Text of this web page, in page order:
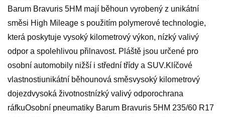
Barum Bravuris 5HM mají běhoun vyrobený z unikátní
směsi High Mileage s použitím polymerové technologie,
která poskytuje vysoký kilometrový výkon, nízký valivý
odpor a spolehlivou přilnavost. Pláště jsou určené pro
osobní automobily nižší i střední třídy a SUV.Klíčové
vlastnostiunikátní běhounová směsvysoký kilometrový
dojezdvysoká životnostnízký valivý odporochrana
ráfkuOsobní pneumatiky Barum Bravuris 5HM 235/60 R17